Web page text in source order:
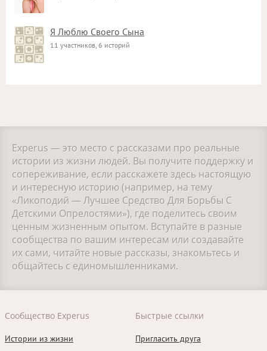
Я Люблю Своего Сына
11 участников, 6 историй
Experus — это место с рассказами про реальные
истории из жизни людей. Вы получите поддержку и
сопереживание, если расскажете здесь настоящую
и интересную историю (например, на тему
«Ликоподий — Лучшее Средство Для Борьбы С
Детскими Опрелостями»), где поделитесь своим
ценным жизненным опытом. Вступайте в разные
сообщества по вашим интересам или создавайте
их сами, читайте новые рассказы, знакомьтесь и
общайтесь с единомышленниками.
Сообщество Experus
Истории из жизни
Быстрые ссылки
Пригласить друга